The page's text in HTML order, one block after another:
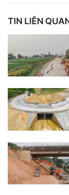
TIN LIÊN